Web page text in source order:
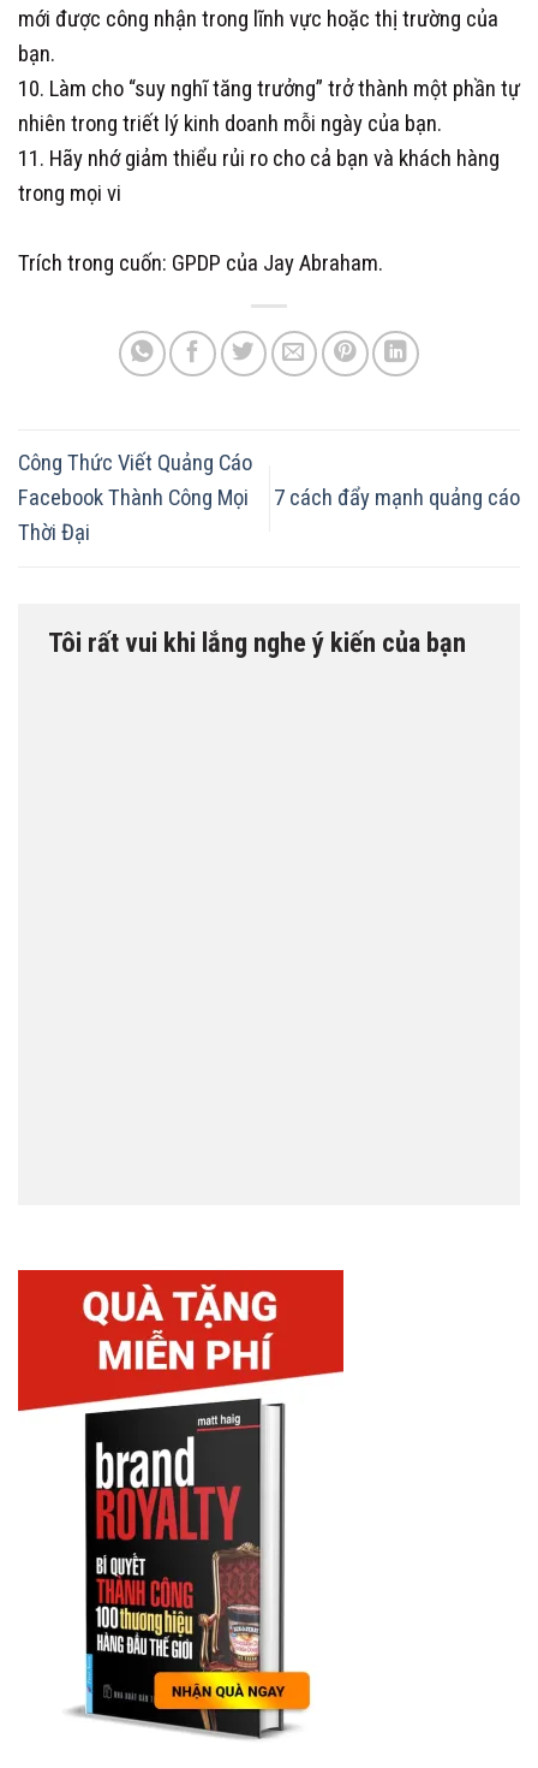
mới được công nhận trong lĩnh vực hoặc thị trường của
bạn.
10. Làm cho “suy nghĩ tăng trưởng” trở thành một phần tự
nhiên trong triết lý kinh doanh mỗi ngày của bạn.
11. Hãy nhớ giảm thiểu rủi ro cho cả bạn và khách hàng
trong mọi vi
Trích trong cuốn: GPDP của Jay Abraham.
Công Thức Viết Quảng Cáo
Facebook Thành Công Mọi
Thời Đại
7 cách đẩy mạnh quảng cáo
Tôi rất vui khi lắng nghe ý kiến của bạn